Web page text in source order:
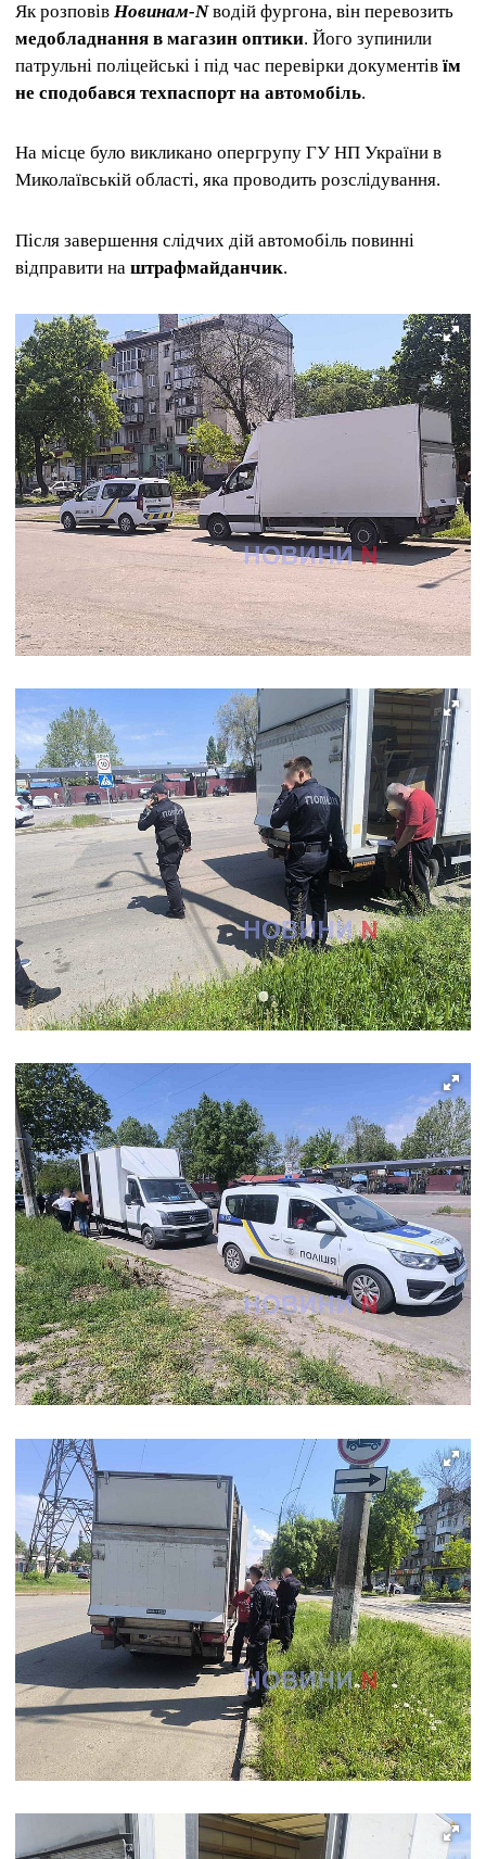
Як розповів Новинам-Nводій фургона, він перевозить
медобладнання в магазин оптики. Його зупинили
патрульні поліцейські і під час перевірки документів їм
не сподобався техпаспорт на автомобіль.
На місце було викликано опергрупу ГУ НП України в
Миколаївській області, яка проводить розслідування.
Після завершення слідчих дій автомобіль повинні
відправити на штрафмайданчик.